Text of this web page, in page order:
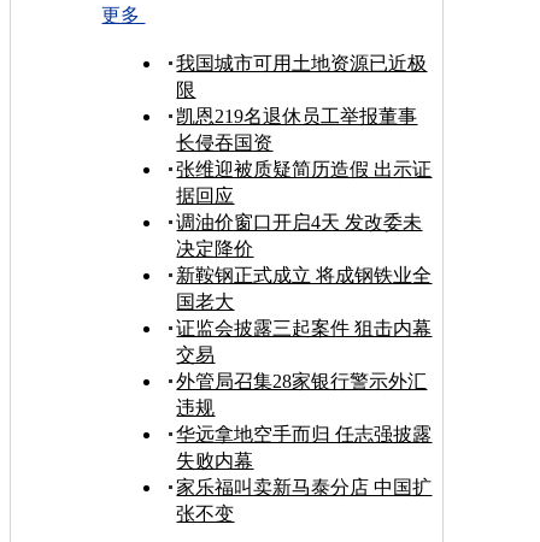
更多
我国城市可用土地资源已近极
限
凯恩219名退休员工举报董事
长侵吞国资
张维迎被质疑简历造假 出示证
据回应
调油价窗口开启4天 发改委未
决定降价
新鞍钢正式成立 将成钢铁业全
国老大
证监会披露三起案件 狙击内幕
交易
外管局召集28家银行警示外汇
违规
华远拿地空手而归 任志强披露
失败内幕
家乐福叫卖新马泰分店 中国扩
张不变